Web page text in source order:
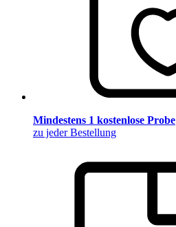
Mindestens 1 kostenlose Probe
zu jeder Bestellung